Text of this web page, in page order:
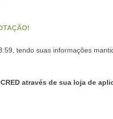
tendo suas informações
através de sua loja de